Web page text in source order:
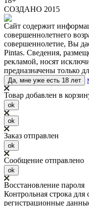
СОЗДАНО 2015
Сайт содержит
совершеннолетнего
совершеннолетие, Вы
Pintas. Сведения,
рекламой, носят
предназначены только
Да, мне уже есть 18 лет
Товар добавлен в
ok
ok
Заказ отправлен
ok
Сообщение отправлено
ok
Восстановление пароля
Контрольная строка
регистрационные